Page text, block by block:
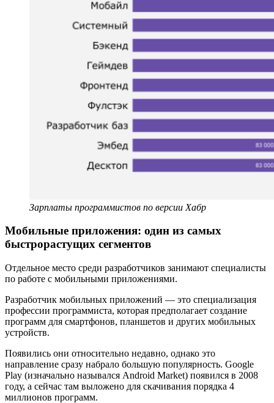
Зарплаты программистов по версии Хабр
Мобильные приложения: один из самых
быстрорастущих сегментов
Отдельное место среди разработчиков занимают специалисты
по работе с мобильными приложениями.
Разработчик мобильных приложений — это специализация
профессии программиста, которая предполагает создание
программ для смартфонов, планшетов и других мобильных
устройств.
Появились они относительно недавно, однако это
направление сразу набрало большую популярность. Google
Play (изначально назывался Android Market) появился в 2008
году, а сейчас там выложено для скачивания порядка 4
миллионов программ.